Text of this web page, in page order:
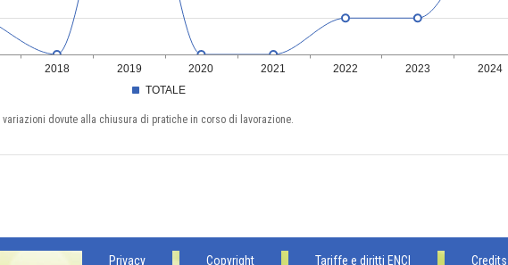
2018 2019 2020 2021 2022 2023 2024
TOTALE
dovute alla chiusura di pratiche in corso di lavorazione.
Privacy Copyright Tariffe e diritti ENCI Credits